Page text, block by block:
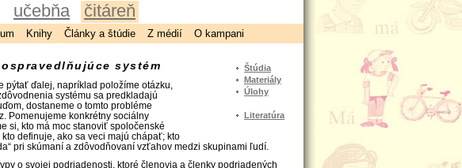
učebňa čitáreň
Knihy Články a štúdie Z médií O kampani
Štúdia
Materiály
Úlohy
Literatúra
systém
pýtať ďalej, napríklad položíme otázku,
systému sa predkladajú
dostaneme o tomto probléme
Pomenujeme konkrétny sociálny
si, kto má moc stanoviť spoločenské
definuje, ako sa veci majú chápať; kto
pri skúmaní a zdôvodňovaní vzťahov medzi skupinami ľudí.
o svojej podriadenosti, ktoré členovia a členky podriadených